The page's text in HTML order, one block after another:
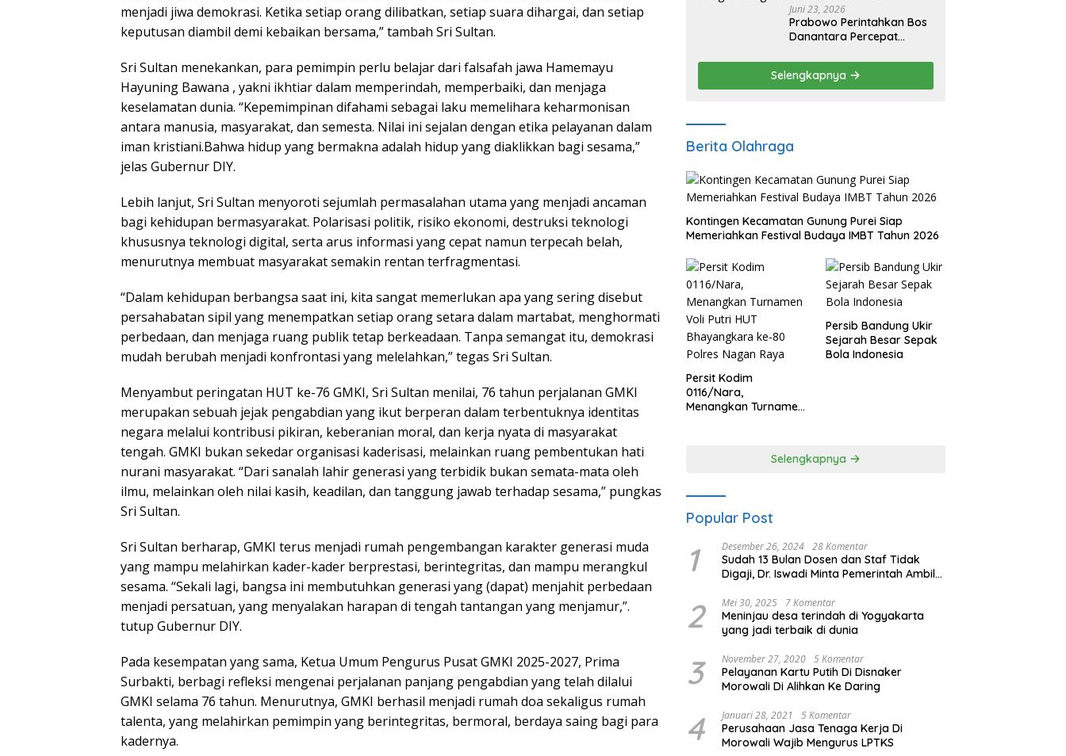
menjadi jiwa demokrasi. Ketika setiap orang dilibatkan, setiap suara dihargai, dan setiap
keputusan diambil demi kebaikan bersama,” tambah Sri Sultan.
Sri Sultan menekankan, para pemimpin perlu belajar dari falsafah jawa Hamemayu
Hayuning Bawana , yakni ikhtiar dalam memperindah, memperbaiki, dan menjaga
keselamatan dunia. “Kepemimpinan difahami sebagai laku memelihara keharmonisan
antara manusia, masyarakat, dan semesta. Nilai ini sejalan dengan etika pelayanan dalam
iman kristiani.Bahwa hidup yang bermakna adalah hidup yang diaklikkan bagi sesama,”
jelas Gubernur DIY.
Lebih lanjut, Sri Sultan menyoroti sejumlah permasalahan utama yang menjadi ancaman
bagi kehidupan bermasyarakat. Polarisasi politik, risiko ekonomi, destruksi teknologi
khususnya teknologi digital, serta arus informasi yang cepat namun terpecah belah,
menurutnya membuat masyarakat semakin rentan terfragmentasi.
“Dalam kehidupan berbangsa saat ini, kita sangat memerlukan apa yang sering disebut
persahabatan sipil yang menempatkan setiap orang setara dalam martabat, menghormati
perbedaan, dan menjaga ruang publik tetap berkeadaan. Tanpa semangat itu, demokrasi
mudah berubah menjadi konfrontasi yang melelahkan,” tegas Sri Sultan.
Menyambut peringatan HUT ke-76 GMKI, Sri Sultan menilai, 76 tahun perjalanan GMKI
merupakan sebuah jejak pengabdian yang ikut berperan dalam terbentuknya identitas
negara melalui kontribusi pikiran, keberanian moral, dan kerja nyata di masyarakat
tengah. GMKI bukan sekedar organisasi kaderisasi, melainkan ruang pembentukan hati
nurani masyarakat. “Dari sanalah lahir generasi yang terbidik bukan semata-mata oleh
ilmu, melainkan oleh nilai kasih, keadilan, dan tanggung jawab terhadap sesama,” pungkas
Sri Sultan.
Sri Sultan berharap, GMKI terus menjadi rumah pengembangan karakter generasi muda
yang mampu melahirkan kader-kader berprestasi, berintegritas, dan mampu merangkul
sesama. “Sekali lagi, bangsa ini membutuhkan generasi yang (dapat) menjahit perbedaan
menjadi persatuan, yang menyalakan harapan di tengah tantangan yang menjamur,”.
tutup Gubernur DIY.
Pada kesempatan yang sama, Ketua Umum Pengurus Pusat GMKI 2025-2027, Prima
Surbakti, berbagi refleksi mengenai perjalanan panjang pengabdian yang telah dilalui
GMKI selama 76 tahun. Menurutnya, GMKI berhasil menjadi rumah doa sekaligus rumah
talenta, yang melahirkan pemimpin yang berintegritas, bermoral, berdaya saing bagi para
kadernya.
Juni 23, 2026
Prabowo Perintahkan Bos
Danantara Percepat
Pengembangan Sektor
Ekonomi Baru
Selengkapnya
Berita Olahraga
Kontingen Kecamatan Gunung Purei Siap
Memeriahkan Festival Budaya IMBT Tahun 2026
Persit Kodim
0116/Nara,
Menangkan Turnamen
Persib Bandung Ukir
Sejarah Besar Sepak
Bola Indonesia
Selengkapnya
Popular Post
1 Desember 26, 2024 28 Komentar
Sudah 13 Bulan Dosen dan Staf Tidak
Digaji, Dr. Iswadi Minta Pemerintah Ambil
2 Mei 30, 2025 7 Komentar
Meninjau desa terindah di Yogyakarta
yang jadi terbaik di dunia
3 November 27, 2020 5 Komentar
Pelayanan Kartu Putih Di Disnaker
Morowali Di Alihkan Ke Daring
4 Januari 28, 2021 5 Komentar
Perusahaan Jasa Tenaga Kerja Di
Morowali Wajib Mengurus LPTKS